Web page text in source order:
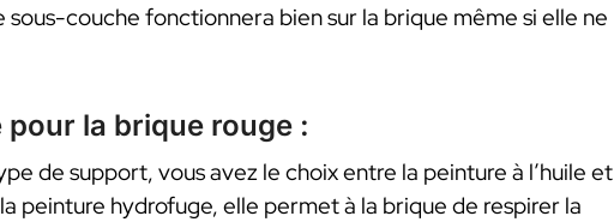
couche fonctionnera bien sur la brique même si elle ne
la brique rouge :
de support, vous avez le choix entre la peinture à l’huile et
la peinture hydrofuge, elle permet à la brique de respirer la